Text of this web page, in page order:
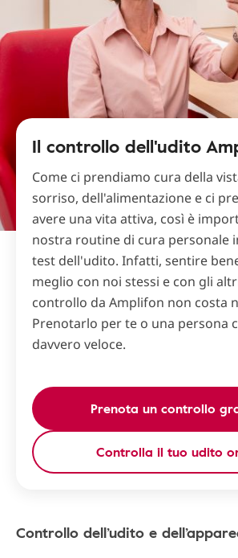
Il controllo dell'udito
Come ci prendiamo cura della
sorriso, dell'alimentazione e ci
avere una vita attiva, così è
nostra routine di cura personale
test dell'udito. Infatti, sentire
meglio con noi stessi e con gli
controllo da Amplifon non costa
Prenotarlo per te o una persona
davvero veloce.
Prenota un controllo
Controlla il tuo udito
Controllo dell’udito e